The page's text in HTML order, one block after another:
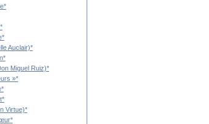
Auclair)*
Miguel Ruiz)*
»*
Virtue)*